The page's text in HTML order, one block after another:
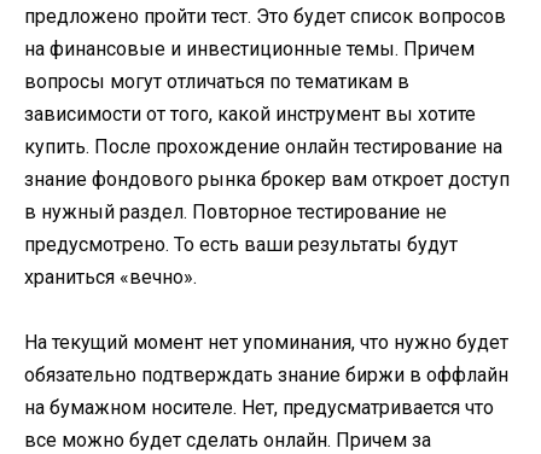
предложено пройти тест. Это будет список вопросов
на финансовые и инвестиционные темы. Причем
вопросы могут отличаться по тематикам в
зависимости от того, какой инструмент вы хотите
купить. После прохождение онлайн тестирование на
знание фондового рынка брокер вам откроет доступ
в нужный раздел. Повторное тестирование не
предусмотрено. То есть ваши результаты будут
храниться «вечно».
На текущий момент нет упоминания, что нужно будет
обязательно подтверждать знание биржи в оффлайн
на бумажном носителе. Нет, предусматривается что
все можно будет сделать онлайн. Причем за